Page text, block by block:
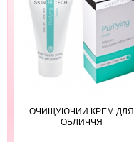
ОЧИЩУЮЧИЙ КРЕМ ДЛЯ
ОБЛИЧЧЯ